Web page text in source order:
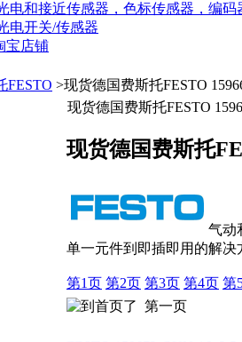
电和接近传感器，色标传感器，编
电开关/传感器
宝店铺
FESTO >现货德国费斯托FESTO
现货德国费斯托FESTO
现货德国费斯托
气动
单一元件到即插即用的解决
第1页 第2页 第3页 第4页 第
第一页